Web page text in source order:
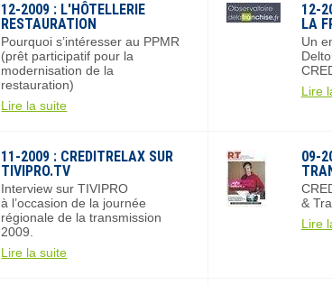
12-2009 : L'HÔTELLERIE
RESTAURATION
Pourquoi s’intéresser au PPMR
(prêt participatif pour la
modernisation de la
restauration)
Lire la suite
12-
LA
Un
Lire
11-2009 : CREDITRELAX SUR
TIVIPRO.TV
Interview sur TIVIPRO
à l’occasion de la journée
régionale de la transmission
2009.
Lire la suite
09-
&
Lire